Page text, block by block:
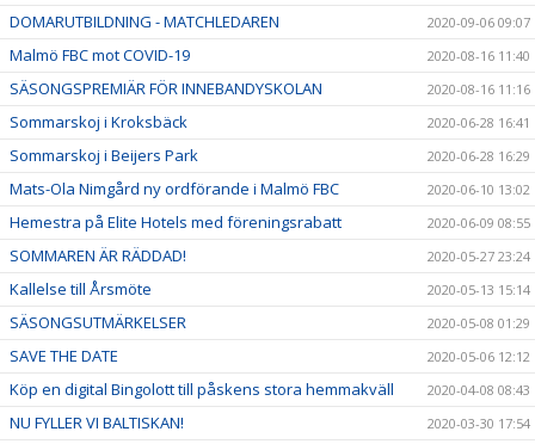
DOMARUTBILDNING - MATCHLEDAREN 2020-09-06 09:07
Malmö FBC mot COVID-19 2020-08-16 11:40
SÄSONGSPREMIÄR FÖR INNEBANDYSKOLAN 2020-08-16 11:16
Sommarskoj i Kroksbäck 2020-06-28 16:41
Sommarskoj i Beijers Park 2020-06-28 16:29
Mats-Ola Nimgård ny ordförande i Malmö FBC 2020-06-10 13:02
Hemestra på Elite Hotels med föreningsrabatt 2020-06-09 08:55
SOMMAREN ÄR RÄDDAD! 2020-05-27 23:24
Kallelse till Årsmöte 2020-05-13 15:14
SÄSONGSUTMÄRKELSER 2020-05-08 01:29
SAVE THE DATE 2020-05-06 12:12
Köp en digital Bingolott till påskens stora hemmakväll 2020-04-08 08:43
NU FYLLER VI BALTISKAN! 2020-03-30 17:54